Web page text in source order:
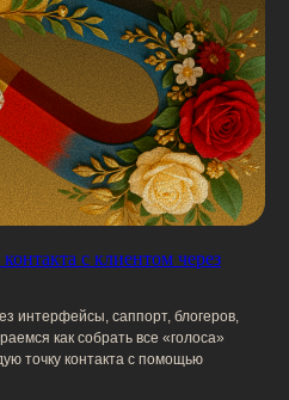
с клиентом через
интерфейсы, саппорт, блогеров,
как собрать все «голоса»
точку контакта с помощью
места
воронки.
форматов,